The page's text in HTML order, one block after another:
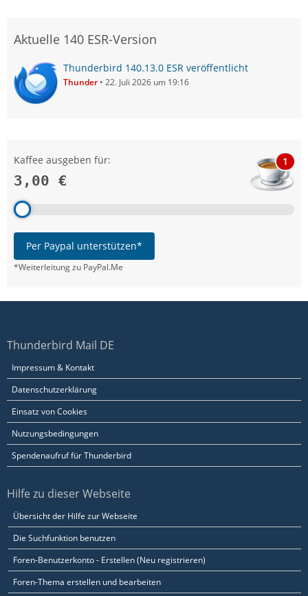
Aktuelle 140 ESR-Version
Thunderbird 140.13.0 ESR veröffentlicht
Thunder 22. Juli 2026 um 19:16
Kaffee ausgeben für:
3,00 €
1
Per Paypal unterstützen*
*Weiterleitung zu PayPal.Me
Thunderbird Mail DE
Impressum & Kontakt
Datenschutzerklärung
Einsatz von Cookies
Nutzungsbedingungen
Spendenaufruf für Thunderbird
Hilfe zu dieser Webseite
Übersicht der Hilfe zur Webseite
Die Suchfunktion benutzen
Foren-Benutzerkonto - Erstellen (Neu registrieren)
Foren-Thema erstellen und bearbeiten